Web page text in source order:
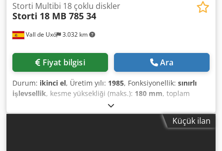
Vall de Uxó 3.032 km
Storti Multibi 18 çoklu diskler
Storti 18 MB 785 34
Fiyat bilgisi Ara
Durum: ikinci el, Üretim yılı: 1985, Fonksiyonellik: sınırlı
işlevsellik, kesme yüksekliği (maks.): 180 mm, toplam
, toplam ağırlık:
- Maksimum kesme yüksekliği: 180 mm - Kılavuz ray
genişliği: 400 mm - Mil genişliği: 370 mm - Mil çapı: 60 mm
Küçük ilan